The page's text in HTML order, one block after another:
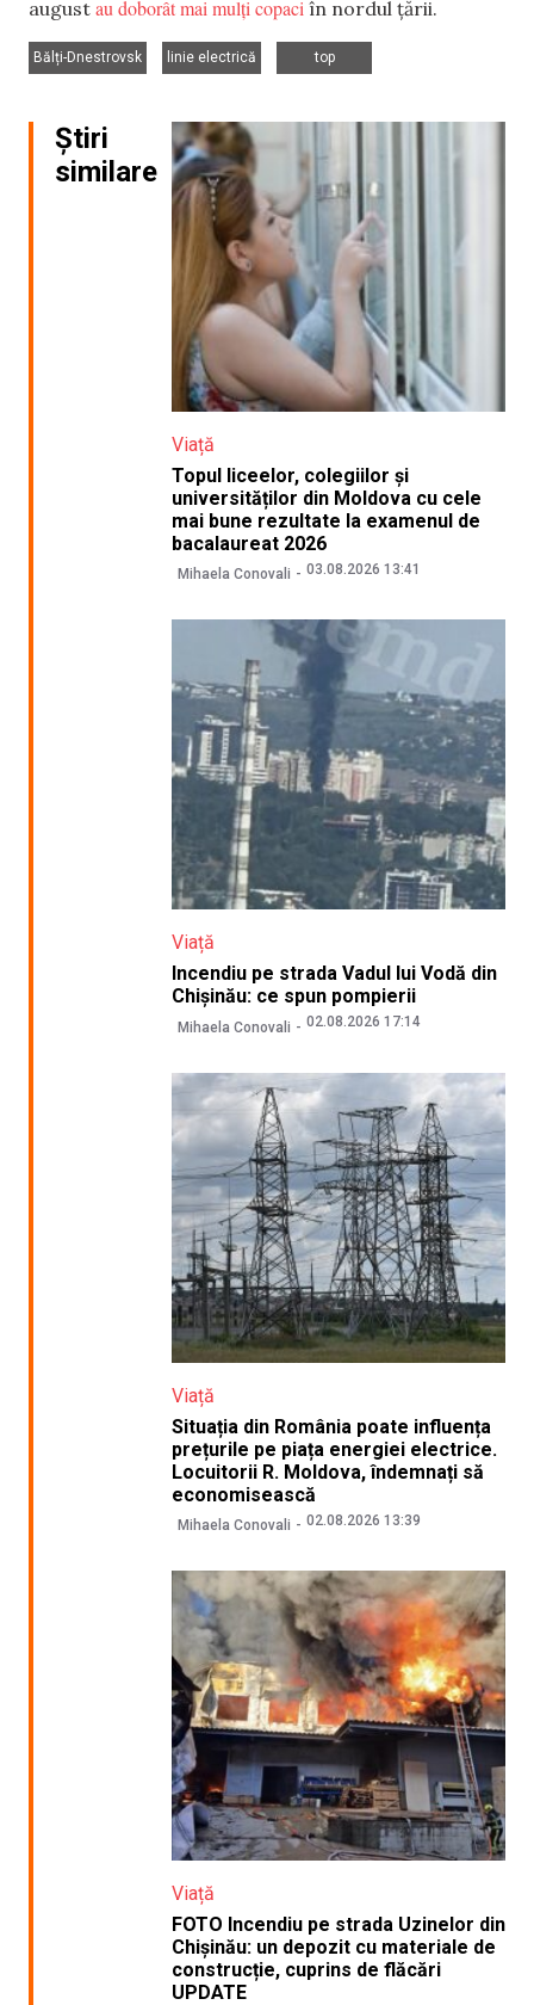
august au doborât mai mulți copaci în nordul țării.
Bălți-Dnestrovsk
linie electrică
top
Știri
similare
Viață
Topul liceelor, colegiilor și
universităților din Moldova cu cele
mai bune rezultate la examenul de
bacalaureat 2026
Mihaela Conovali 03.08.2026 13:41
Viață
Incendiu pe strada Vadul lui Vodă din
Chișinău: ce spun pompierii
Mihaela Conovali 02.08.2026 17:14
Viață
Situația din România poate influența
prețurile pe piața energiei electrice.
Locuitorii R. Moldova, îndemnați să
economisească
Mihaela Conovali 02.08.2026 13:39
Viață
FOTO Incendiu pe strada Uzinelor din
Chișinău: un depozit cu materiale de
construcție, cuprins de flăcări
UPDATE